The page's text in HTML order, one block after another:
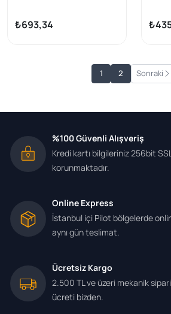
₺693,34
1 2 Sonraki
%100 Güvenli Alışveriş
Kredi kartı bilgileriniz 256bit
korunmaktadır.
Online Express
İstanbul içi Pilot bölgelerde
aynı gün teslimat.
Ücretsiz Kargo
2.500 TL ve üzeri mekanik
ücreti bizden.